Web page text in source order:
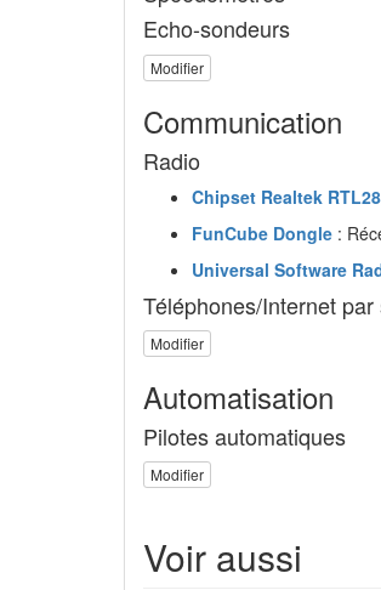
Echo-sondeurs
Modifier
Communication
Radio
Chipset Realtek
FunCube Dongle :
Universal Software
Téléphones/Internet
Modifier
Automatisation
Pilotes automatiques
Modifier
Voir aussi